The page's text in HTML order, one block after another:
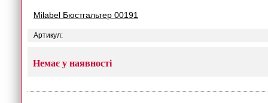
Milabel Бюстгальтер 00191
Артикул:
Немає у наявності